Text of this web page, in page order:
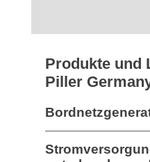
Produkte und
Piller